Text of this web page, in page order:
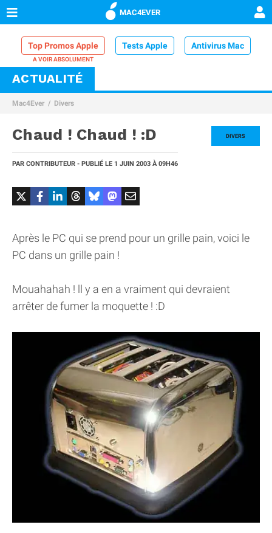
MAC4EVER
Top Promos Apple Tests Apple Antivirus Mac
VPN Mac
Comparatif iPhone
ACTUALITÉ
Mac4Ever Divers
DIVERS
Chaud ! Chaud ! :D
PAR CONTRIBUTEUR - PUBLIÉ LE 1 JUIN 2003 À 09H46
Après le PC qui se prend pour un grille pain, voici le
PC dans un grille pain !
Mouahahah ! ll y a en a vraiment qui devraient
arrêter de fumer la moquette ! :D